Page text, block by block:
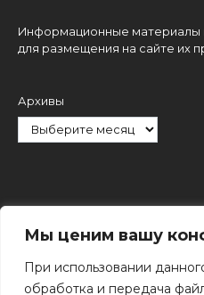
Мы ценим вашу
При использовании
обработка и передача
Информационные материалы
для размещения на сайте их
Архивы